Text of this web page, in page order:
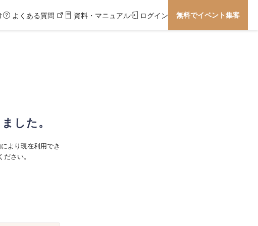
よくある質問 資料・マニュアル ログイン 無料でイベント集客
した。
より現在利用でき
さい。